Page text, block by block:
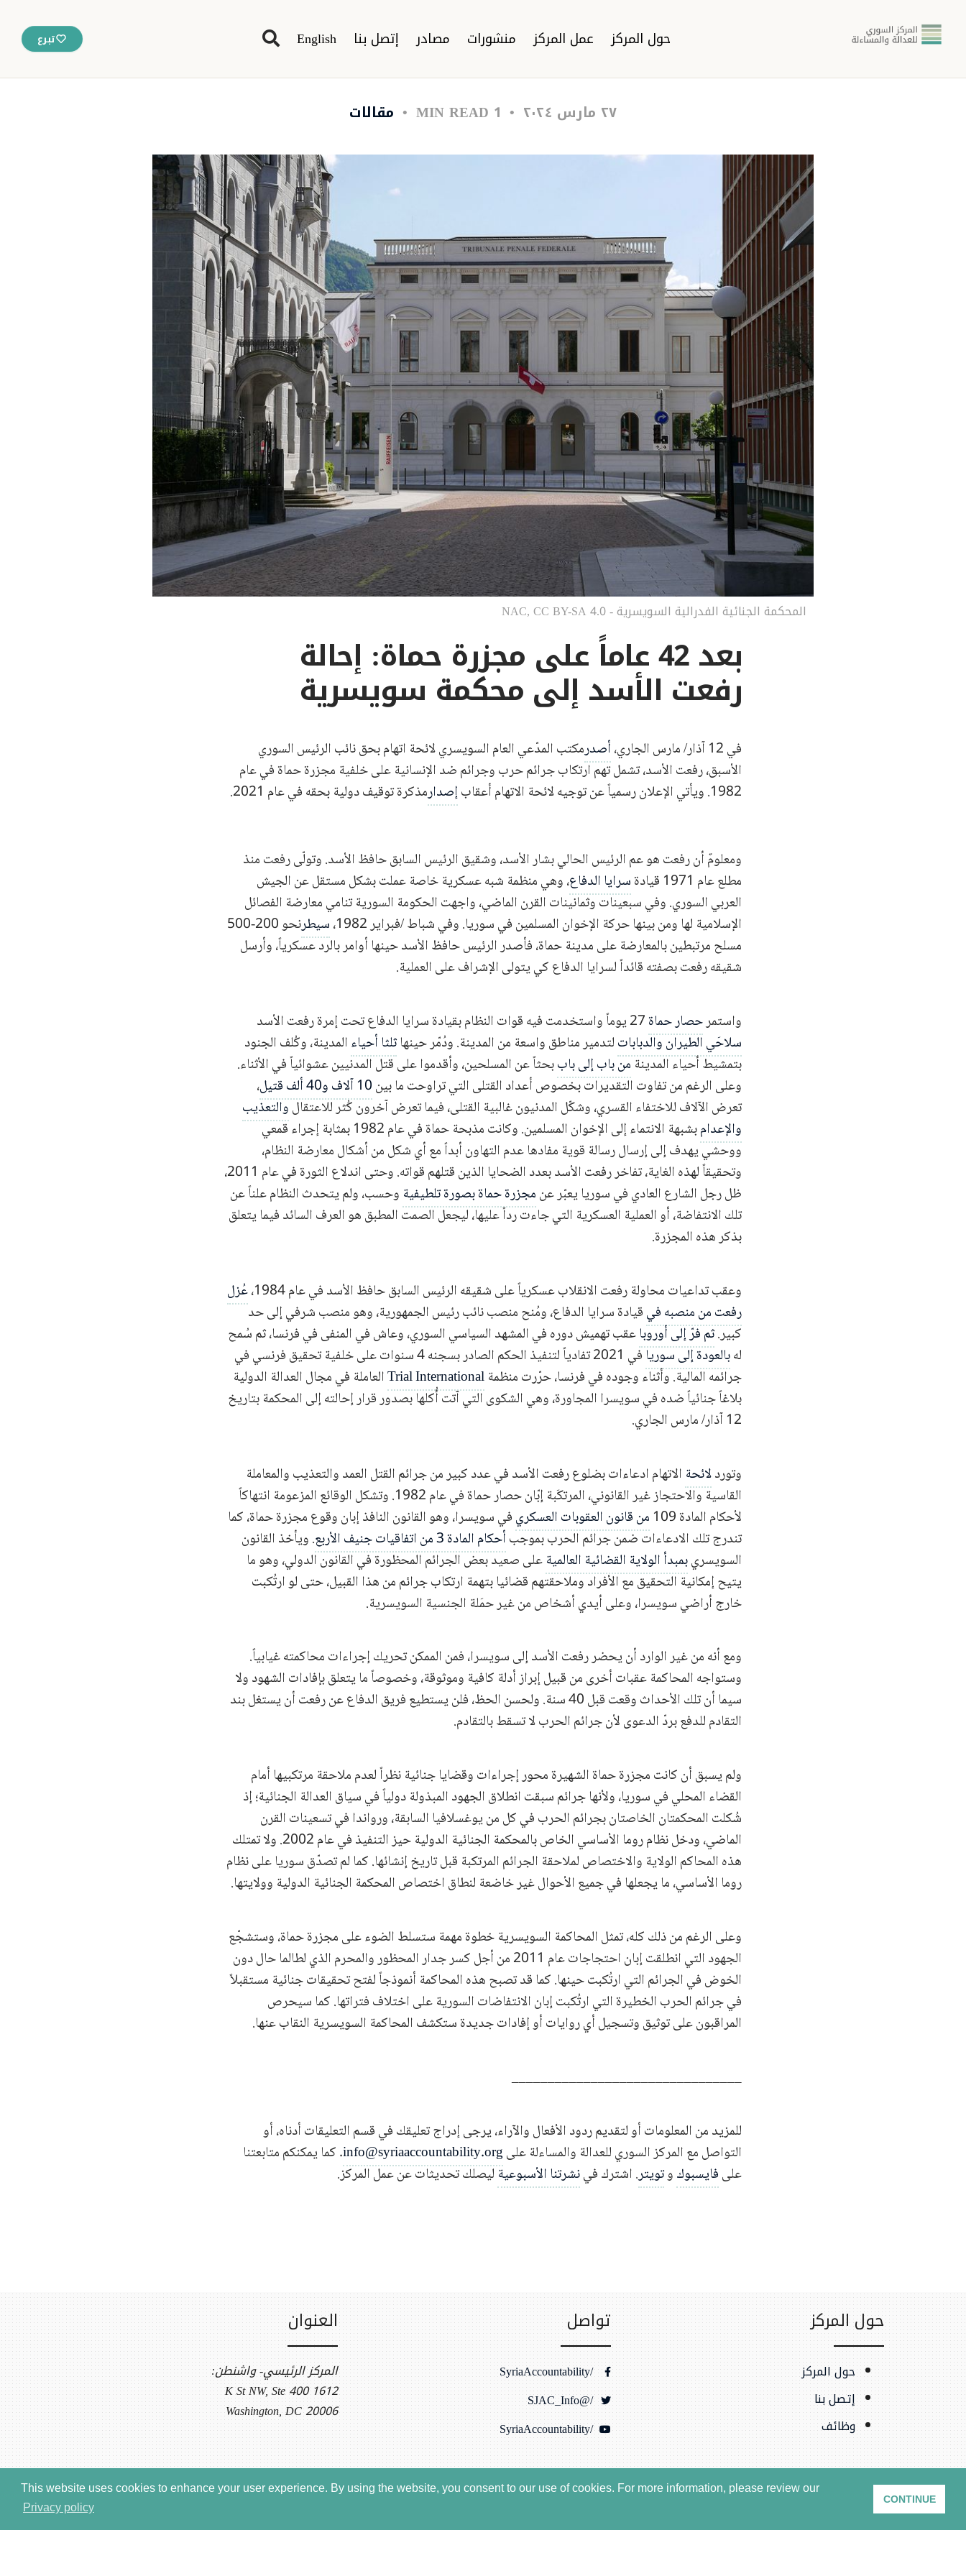
This website uses cookies to enhance your user experience. By using the website, you consent to our use of cookies. For more information, please review our
Privacy policy
CONTINUE
حول المركز عمل المركز منشورات مصادر إتصل بنا English تبرع
٢٧ مارس ٢٠٢٤ مقالات
المحكمة الجنائية الفدرالية السويسرية - NAC, CC BY-SA 4.0
بعد 42 عاماً على مجزرة حماة: إحالة
رفعت الأسد إلى محكمة سويسرية
في 12 آذار/ مارس الجاري، أصدرمكتب المدّعي العام السويسري لائحة اتهام بحق نائب الرئيس السوري
الأسبق، رفعت الأسد، تشمل تهم ارتكاب جرائم حرب وجرائم ضد الإنسانية على خلفية مجزرة حماة في عام
1982. ويأتي الإعلان رسمياً عن توجيه لائحة الاتهام أعقاب
إصدارمذكرة توقيف دولية بحقه في عام 2021.
ومعلومٌ أن رفعت هو عم الرئيس الحالي بشار الأسد، وشقيق الرئيس السابق حافظ الأسد. وتولّى رفعت منذ
مطلع عام 1971 قيادة
سرايا الدفاع، وهي منظمة شبه عسكرية خاصة عملت بشكل مستقل عن الجيش
العربي السوري. وفي سبعينات وثمانينات القرن الماضي، واجهت الحكومة السورية تنامي معارضة الفصائل
الإسلامية لها ومن بينها حركة الإخوان المسلمين في سوريا. وفي شباط /فبراير 1982،
سيطر
نحو 200-500
مسلح مرتبطين بالمعارضة على مدينة حماة، فأصدر الرئيس حافظ الأسد حينها أوامر بالرد عسكرياً، وأرسل
شقيقه رفعت بصفته قائداً لسرايا الدفاع كي يتولى الإشراف على العملية.
واستمرحصار حماة
سلاحَي الطيران والدباباتلتدمير مناطق واسعة من المدينة. ودُمّر حينهاثلثا أحياءالمدينة، وكُلف الجنود
بتمشيط أحياء المدينةمن باب إلى باببحثاً عن المسلحين، وأقدموا على قتل المدنيين عشوائياً في الأثناء.
وعلى الرغم من تفاوت التقديرات بخصوص أعداد القتلى التي تراوحت ما بين10 آلاف و40 ألف قتيل
،
تعرض الآلاف للاختفاء القسري، وشكّل المدنيون غالبية القتلى، فيما تعرض آخرون كُثر للاعتقالوالتعذيب
والإعدام
بشبهة الانتماء إلى الإخوان المسلمين. وكانت مذبحة حماة في عام 1982 بمثابة إجراء قمعي
ووحشي يهدف إلى إرسال رسالة قوية مفادها عدم التهاون أبداً مع أي شكل من أشكال معارضة النظام،
وتحقيقاً لهذه الغاية، تفاخر رفعت الأسد بعدد الضحايا الذين قتلهم قواته. وحتى اندلاع الثورة في عام 2011،
ظل رجل الشارع العادي في سوريا يعبّر عنمجزرة حماة بصورة تلطيفية وحسب، ولم يتحدث النظام علناً عن
تلك الانتفاضة، أو العملية العسكرية التي جاءت رداً عليها، ليجعل الصمت المطبق هو العرف السائد فيما يتعلق
بذكر هذه المجزرة.
وعقب تداعيات محاولة رفعت الانقلاب عسكرياً على شقيقه الرئيس السابق حافظ الأسد في عام 1984،
عُزل
رفعت من منصبه فيقيادة سرايا الدفاع، ومُنح منصب نائب رئيس الجمهورية، وهو منصب شرفي إلى حد
كبير.ثم فرّ إلى أوروباعقب تهميش دوره في المشهد السياسي السوري، وعاش في المنفى في فرنسا، ثم سُمح
لهبالعودة إلى سوريا
في 2021 تفادياً لتنفيذ الحكم الصادر بسجنه 4 سنوات على خلفية تحقيق فرنسي في
جرائمه المالية. وأثناء وجوده في فرنسا، حرّرت منظمةTrial Internationalالعاملة في مجال العدالة الدولية
بلاغاً جنائياً ضده في سويسرا المجاورة، وهي الشكوى التي آتت أُكلها بصدور قرار إحالته إلى المحكمة بتاريخ
12 آذار/ مارس الجاري.
وتوردلائحة الاتهام ادعاءات بضلوع رفعت الأسد في عدد كبير من جرائم القتل العمد والتعذيب والمعاملة
القاسية والاحتجاز غير القانوني، المرتكَبة إبّان حصار حماة في عام 1982. وتشكل الوقائع المزعومة انتهاكاً
لأحكام المادة 109
من قانون العقوبات العسكريفي سويسرا، وهو القانون النافذ إبان وقوع مجزرة حماة، كما
تندرج تلك الادعاءات ضمن جرائم الحرب بموجبأحكام المادة 3 من اتفاقيات جنيف الأربع
. ويأخذ القانون
السويسريبمبدأ الولاية القضائية العالميةعلى صعيد بعض الجرائم المحظورة في القانون الدولي، وهو ما
يتيح إمكانية التحقيق مع الأفراد وملاحقتهم قضائيا بتهمة ارتكاب جرائم من هذا القبيل، حتى لو ارتُكبت
خارج أراضي سويسرا، وعلى أيدي أشخاص من غير حمَلة الجنسية السويسرية.
ومع أنه من غير الوارد أن يحضر رفعت الأسد إلى سويسرا، فمن الممكن تحريك إجراءات محاكمته غيابياً.
وستواجه المحاكمة عقبات أخرى من قبيل إبراز أدلة كافية وموثوقة، وخصوصاً ما يتعلق بإفادات الشهود ولا
سيما أن تلك الأحداث وقعت قبل 40 سنة. ولحسن الحظ، فلن يستطيع فريق الدفاع عن رفعت أن يستغل بند
التقادم للدفع بردّ الدعوى لأن جرائم الحرب لا تسقط بالتقادم.
ولم يسبق أن كانت مجزرة حماة الشهيرة محور إجراءات وقضايا جنائية نظراً لعدم ملاحقة مرتكبيها أمام
القضاء المحلي في سوريا، ولأنها جرائم سبقت انطلاق الجهود المبذولة دولياً في سياق العدالة الجنائية؛ إذ
شُكلت المحكمتان الخاصتان بجرائم الحرب في كل من يوغسلافيا السابقة، ورواندا في تسعينات القرن
الماضي، ودخل نظام روما الأساسي الخاص بالمحكمة الجنائية الدولية حيز التنفيذ في عام 2002. ولا تمتلك
هذه المحاكم الولاية والاختصاص لملاحقة الجرائم المرتكبة قبل تاريخ إنشائها. كما لم تصدّق سوريا على نظام
روما الأساسي، ما يجعلها في جميع الأحوال غير خاضعة لنطاق اختصاص المحكمة الجنائية الدولية وولايتها.
وعلى الرغم من ذلك كله، تمثل المحاكمة السويسرية خطوة مهمة ستسلط الضوء على مجزرة حماة، وستشجّع
الجهود التي انطلقت إبان احتجاجات عام 2011 من أجل كسر جدار المحظور والمحرم الذي لطالما حال دون
الخوض في الجرائم التي ارتُكبت حينها. كما قد تصبح هذه المحاكمة أنموذجاً لفتح تحقيقات جنائية مستقبلاً
في جرائم الحرب الخطيرة التي ارتُكبت إبان الانتفاضات السورية على اختلاف فتراتها. كما سيحرص
المراقبون على توثيق وتسجيل أي روايات أو إفادات جديدة ستكشف المحاكمة السويسرية النقاب عنها.
________________________________
للمزيد من المعلومات أو لتقديم ردود الأفعال والآراء، يرجى إدراج تعليقك في قسم التعليقات أدناه، أو
التواصل مع المركز السوري للعدالة والمساءلة علىinfo@syriaaccountability.org. كما يمكنكم متابعتنا
علىفايسبوكوتويتر. اشترك فينشرتنا الأسبوعيةليصلك تحديثات عن عمل المركز.
حول المركز
حول المركز
إتصل بنا
وظائف
تواصل
/SyriaAccountability
/@SJAC_Info
/SyriaAccountability
العنوان
المركز الرئيسي- واشنطن:
1612 K St NW, Ste 400
Washington, DC 20006